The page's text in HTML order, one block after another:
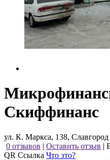
Скиффинанс
ул. К. Маркса, 138, Славгород
0 отзывов | Оставить отзыв |
QR Ссылка Что это?